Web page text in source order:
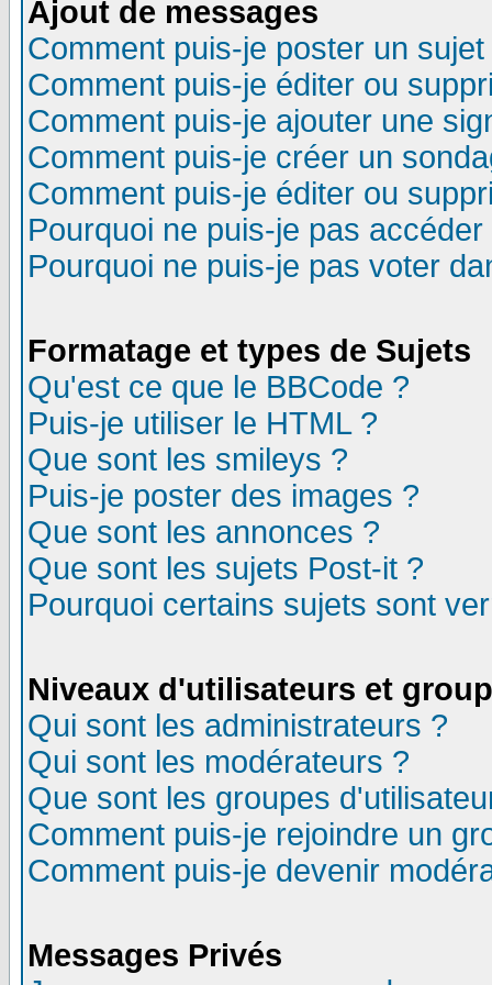
Ajout de messages
Comment puis-je poster un
Comment puis-je éditer ou
Comment puis-je ajouter une
Comment puis-je créer un
Comment puis-je éditer ou
Pourquoi ne puis-je pas
Pourquoi ne puis-je pas voter
Formatage et types de Sujets
Qu'est ce que le BBCode ?
Puis-je utiliser le HTML ?
Que sont les smileys ?
Puis-je poster des images ?
Que sont les annonces ?
Que sont les sujets Post-it ?
Pourquoi certains sujets sont
Niveaux d'utilisateurs et
Qui sont les administrateurs ?
Qui sont les modérateurs ?
Que sont les groupes
Comment puis-je rejoindre un
Comment puis-je devenir
Messages Privés